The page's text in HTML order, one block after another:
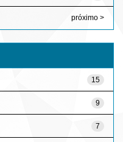
próximo >
15
9
7